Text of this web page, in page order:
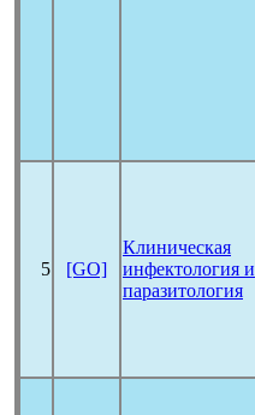
5 [GO]
Клиническая
инфектология и
паразитология